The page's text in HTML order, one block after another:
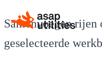
Samenvoegen
geselecteerde